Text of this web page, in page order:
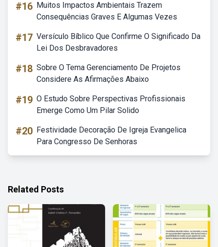
#16 Muitos Impactos Ambientais Trazem
Consequências Graves E Algumas Vezes
#17 Versículo Bíblico Que Confirme O Significado Da
Lei Dos Desbravadores
#18 Sobre O Tema Gerenciamento De Projetos
Considere As Afirmações Abaixo
#19 O Estudo Sobre Perspectivas Profissionais
Emerge Como Um Pilar Solido
#20 Festividade Decoração De Igreja Evangelica
Para Congresso De Senhoras
Related Posts